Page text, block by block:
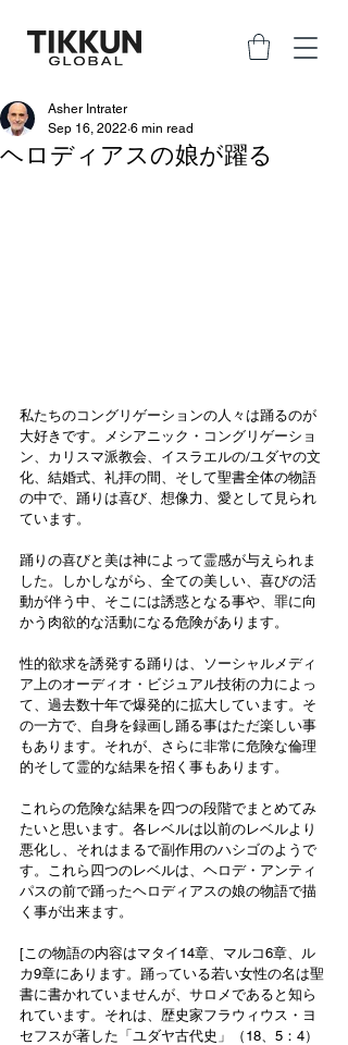
ヘロディアスの娘が躍る
Asher Intrater
Sep 16, 2022 6 min read
私たちのコングリゲーションの人々は踊るのが
大好きです。メシアニック・コングリゲーショ
ン、カリスマ派教会、イスラエルの/ユダヤの文
化、結婚式、礼拝の間、そして聖書全体の物語
の中で、踊りは喜び、想像力、愛として見られ
ています。
踊りの喜びと美は神によって霊感が与えられま
した。しかしながら、全ての美しい、喜びの活
動が伴う中、そこには誘惑となる事や、罪に向
かう肉欲的な活動になる危険があります。
性的欲求を誘発する踊りは、ソーシャルメディ
ア上のオーディオ・ビジュアル技術の力によっ
て、過去数十年で爆発的に拡大しています。そ
の一方で、自身を録画し踊る事はただ楽しい事
もあります。それが、さらに非常に危険な倫理
的そして霊的な結果を招く事もあります。
これらの危険な結果を四つの段階でまとめてみ
たいと思います。各レベルは以前のレベルより
悪化し、それはまるで副作用のハシゴのようで
す。これら四つのレベルは、ヘロデ・アンティ
パスの前で踊ったヘロディアスの娘の物語で描
く事が出来ます。
[この物語の内容はマタイ14章、マルコ6章、ル
カ9章にあります。踊っている若い女性の名は聖
書に書かれていませんが、サロメであると知ら
れています。それは、歴史家フラウィウス・ヨ
セフスが著した「ユダヤ古代史」（18、5：4）